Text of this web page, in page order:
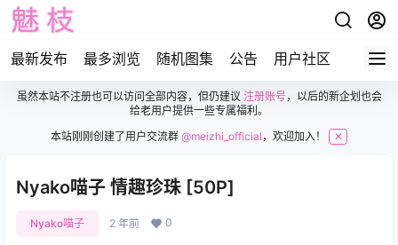
最新发布 最多浏览 随机图集 公告 用户社区
虽然本站不注册也可以访问全部内容，但仍建议 注册账号，以后的新企划也会
给老用户提供一些专属福利。
本站刚刚创建了用户交流群@meizhi_official ，欢迎加入！ ✕
Nyako喵子 情趣珍珠 [50P]
Nyako喵子 2 年前 0